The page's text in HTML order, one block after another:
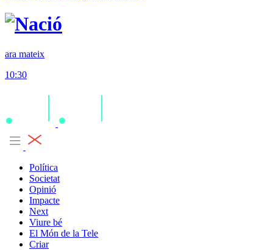
ara mateix
10:30
Política
Societat
Opinió
Impacte
Next
Viure bé
El Món de la Tele
Criar